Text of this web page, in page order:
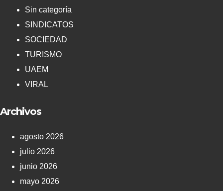
Sin categoría
SINDICATOS
SOCIEDAD
TURISMO
UAEM
VIRAL
Archivos
agosto 2026
julio 2026
junio 2026
mayo 2026